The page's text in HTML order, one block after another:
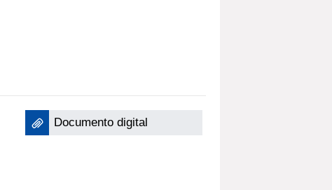
Documento digital